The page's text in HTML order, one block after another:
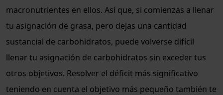
macronutrientes en ellos. Así que, si comienzas a llenar
tu asignación de grasa, pero dejas una cantidad
sustancial de carbohidratos, puede volverse difícil
llenar tu asignación de carbohidratos sin exceder tus
otros objetivos. Resolver el déficit más significativo
teniendo en cuenta el objetivo más pequeño también te